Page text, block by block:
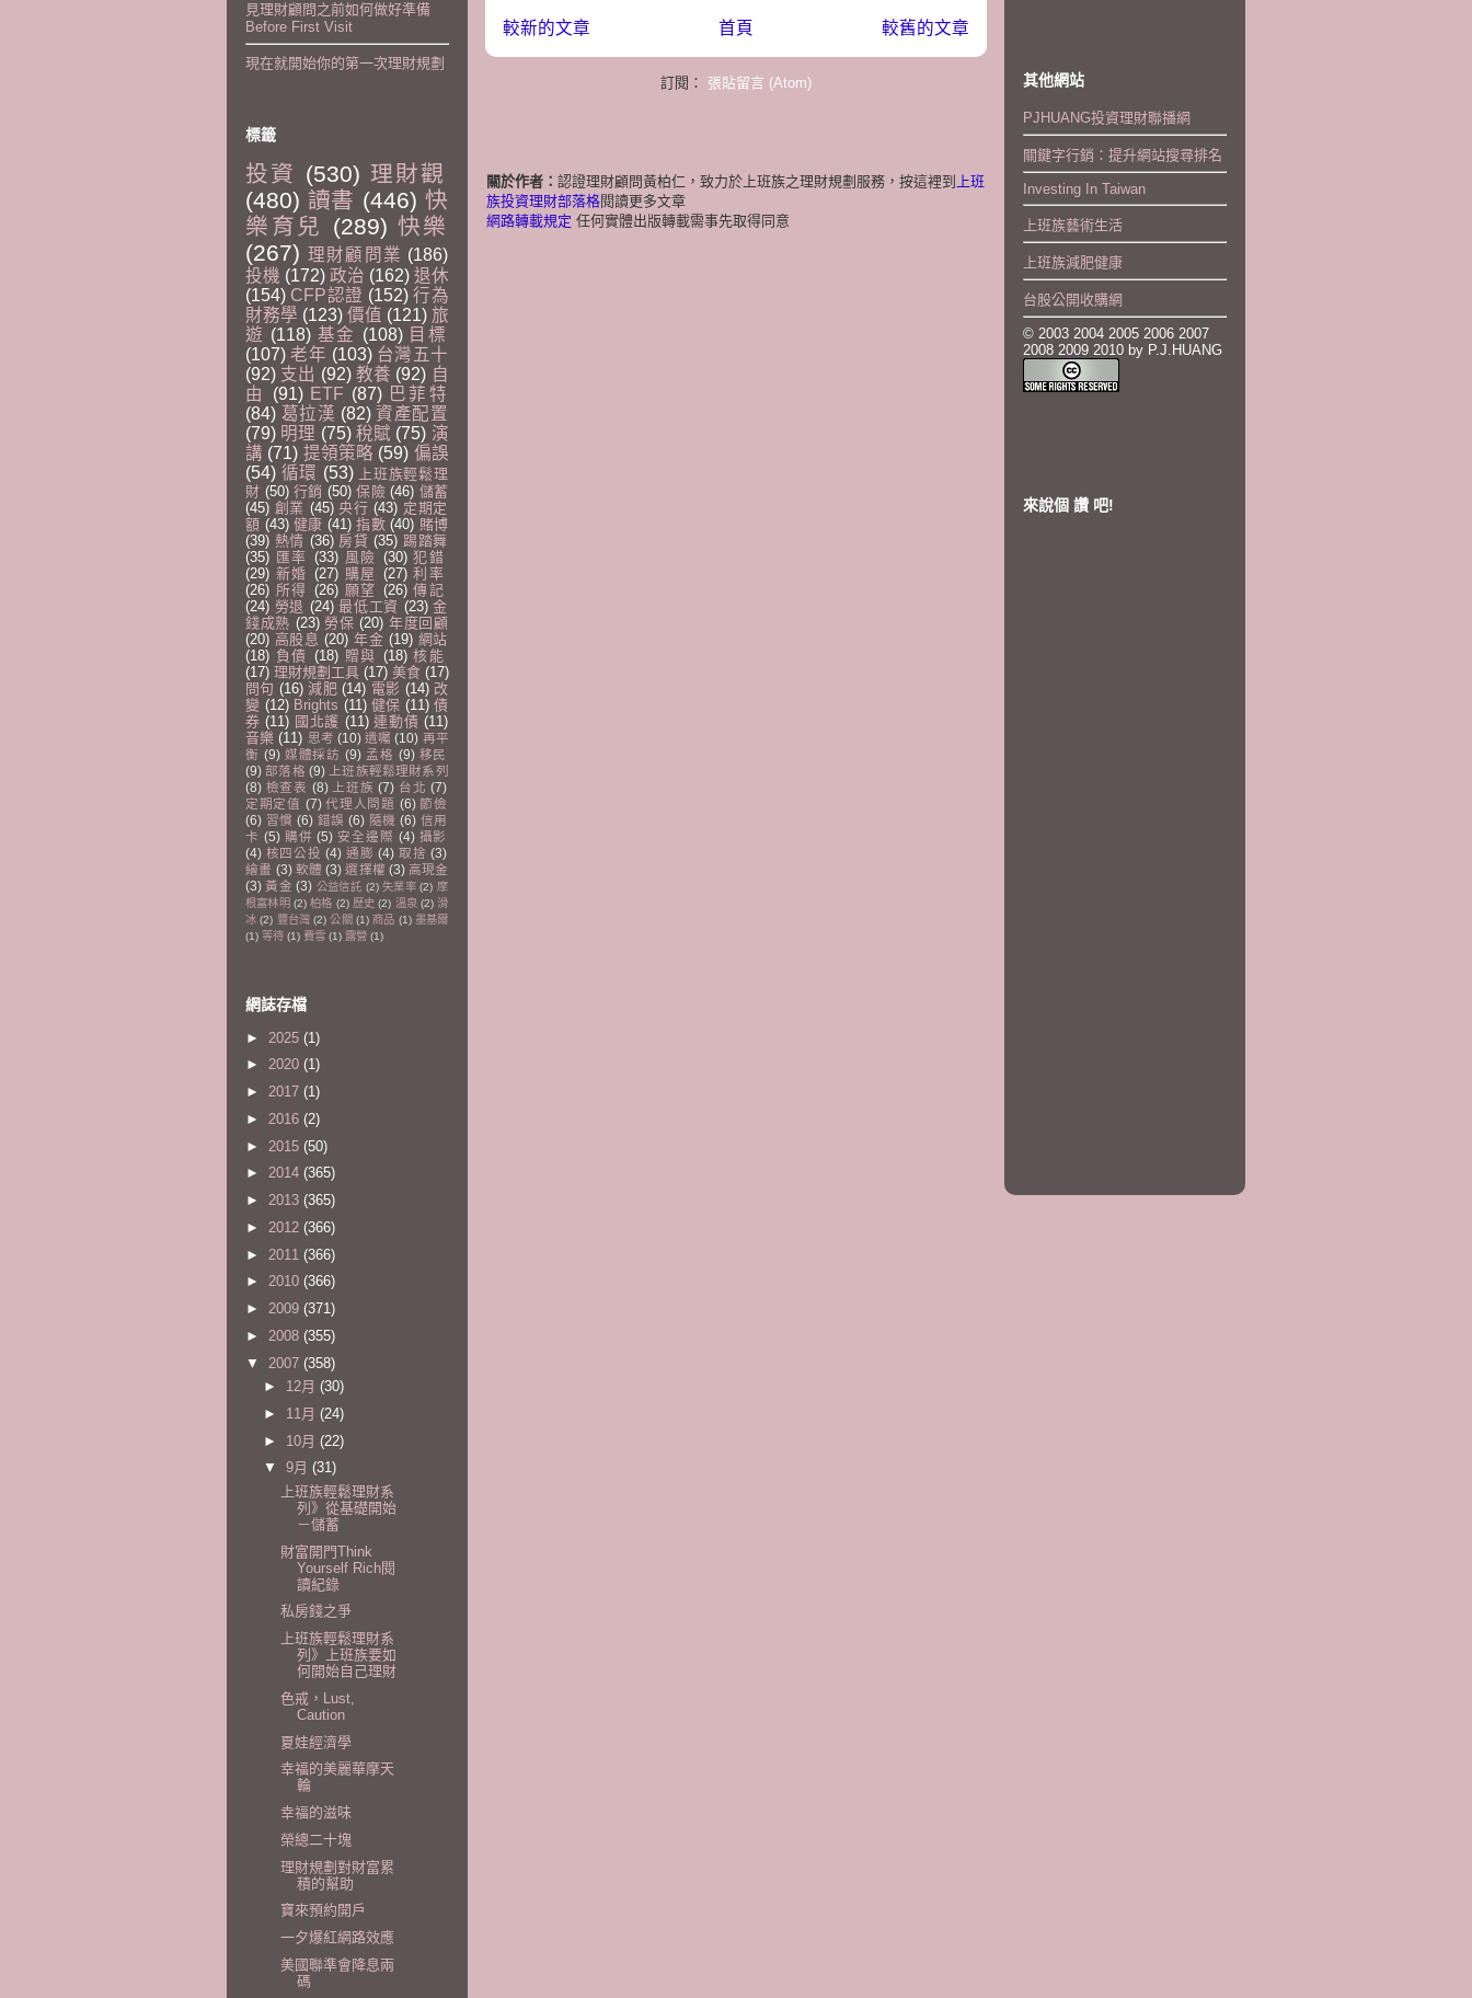
較新的文章 較舊的文章
首頁
訂閱： 張貼留言 (Atom)
關於作者： 認證理財顧問黃柏仁，致力於上班族之理財規劃服務，按這裡到 上班
族投資理財部落格閱讀更多文章
網路轉載規定 任何實體出版轉載需事先取得同意
見理財顧問之前如何做好準備
Before First Visit
現在就開始你的第一次理財規劃
標籤
投資 (530) 理財觀
(480) 讀書 (446) 快
樂育兒
(289) 快樂
(267) 理財顧問業 (186)
投機 (172) 政治 (162) 退休
(154) CFP認證 (152) 行為
財務學 (123) 價值 (121) 旅
遊 (118) 基金 (108) 目標
(107) 老年 (103) 台灣五十
(92) 支出 (92) 教養 (92) 自
由
(91) ETF (87) 巴菲特
(84) 葛拉漢 (82) 資產配置
(79) 明理 (75) 稅賦 (75) 演
講 (71) 提領策略 (59) 偏誤
(54) 循環 (53)
上班族輕鬆理
財 (50) 行銷 (50) 保險 (46) 儲蓄
(45) 創業 (45) 央行 (43) 定期定
額 (43) 健康 (41) 指數 (40) 賭博
(39) 熱情 (36) 房貸 (35) 踢踏舞
(35) 匯率 (33) 風險 (30) 犯錯
(29) 新婚 (27) 購屋 (27) 利率
(26) 所得 (26) 願望 (26) 傳記
(24) 勞退 (24) 最低工資 (23) 金
錢成熟 (23) 勞保 (20) 年度回顧
(20) 高股息 (20) 年金 (19) 網站
(18) 負債 (18) 贈與 (18) 核能
(17) 理財規劃工具 (17) 美食 (17)
問句 (16) 減肥 (14) 電影 (14) 改
變 (12) Brights (11) 健保 (11) 債
券 (11) 國北護 (11) 連動債 (11)
音樂 (11) 思考 (10) 遺囑 (10) 再平
衡 (9) 媒體採訪 (9) 孟格 (9) 移民
(9) 部落格 (9)
上班族輕鬆理財系列
(8) 檢查表 (8) 上班族 (7) 台北 (7)
定期定值 (7) 代理人問題 (6) 節儉
(6) 習慣 (6) 錯誤 (6) 隨機 (6) 信用
卡 (5) 購併 (5) 安全邊際 (4) 攝影
(4) 核四公投 (4) 通膨 (4) 取捨 (3)
繪畫 (3) 軟體 (3) 選擇權 (3) 高現金
(3) 黃金 (3) 公益信託 (2) 失業率 (2) 摩
根富林明 (2) 柏格 (2) 歷史 (2) 溫泉 (2) 滑
冰 (2) 豐台灣 (2) 公關 (1) 商品 (1) 墨基爾
(1) 等待 (1) 費雪 (1) 露營 (1)
網誌存檔
► 2025 (1)
► 2020 (1)
► 2017 (1)
► 2016 (2)
► 2015 (50)
► 2014 (365)
► 2013 (365)
► 2012 (366)
► 2011 (366)
► 2010 (366)
► 2009 (371)
► 2008 (355)
▼ 2007 (358)
► 12月 (30)
► 11月 (24)
► 10月 (22)
▼ 9月 (31)
上班族輕鬆理財系
列》從基礎開始
－儲蓄
財富開門Think
Yourself Rich閱
讀紀錄
私房錢之爭
上班族輕鬆理財系
列》上班族要如
何開始自己理財
色戒，Lust,
Caution
夏娃經濟學
幸福的美麗華摩天
輪
幸福的滋味
榮總二十塊
理財規劃對財富累
積的幫助
寶來預約開戶
一夕爆紅網路效應
美國聯準會降息兩
碼
其他網站
PJHUANG投資理財聯播網
關鍵字行銷：提升網站搜尋排名
Investing In Taiwan
上班族藝術生活
上班族減肥健康
台股公開收購網
© 2003 2004 2005 2006 2007
2008 2009 2010 by P.J.HUANG
來說個 讚 吧!